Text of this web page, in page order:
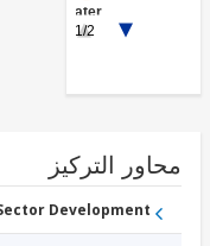
Supply
التركيز
Sector Development